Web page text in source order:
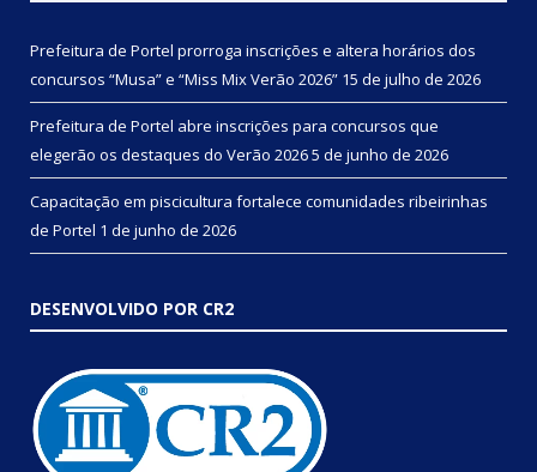
Prefeitura de Portel prorroga inscrições e altera horários dos
concursos “Musa” e “Miss Mix Verão 2026” 15 de julho de 2026
Prefeitura de Portel abre inscrições para concursos que
elegerão os destaques do Verão 20265 de junho de 2026
Capacitação em piscicultura fortalece comunidades ribeirinhas
de Portel 1 de junho de 2026
DESENVOLVIDO POR CR2